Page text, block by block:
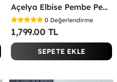
Açelya Elbise Pembe Pembe
0 Değerlendirme
1,799.00 TL
SEPETE EKLE